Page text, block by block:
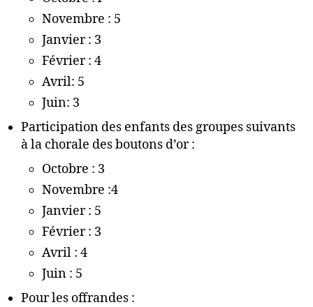
Novembre : 5
Janvier : 3
Février : 4
Avril: 5
Juin: 3
Participation des enfants des groupes suivants
à la chorale des boutons d’or :
Octobre : 3
Novembre :4
Janvier : 5
Février : 3
Avril : 4
Juin : 5
Pour les offrandes :